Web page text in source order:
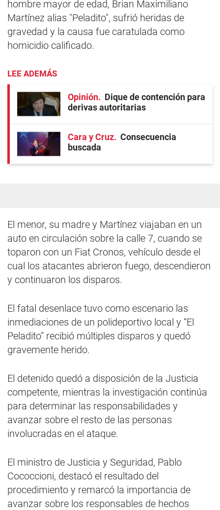
hombre mayor de edad, Brian Maximiliano
Martínez alias "Peladito", sufrió heridas de
gravedad y la causa fue caratulada como
homicidio calificado.
LEE ADEMÁS
Opinión
Dique de contención para
derivas autoritarias
Cara y Cruz
Consecuencia
buscada
El menor, su madre y Martínez viajaban en un
auto en circulación sobre la calle 7, cuando se
toparon con un Fiat Cronos, vehículo desde el
cual los atacantes abrieron fuego, descendieron
y continuaron los disparos.
El fatal desenlace tuvo como escenario las
inmediaciones de un polideportivo local y “El
Peladito” recibió múltiples disparos y quedó
gravemente herido.
El detenido quedó a disposición de la Justicia
competente, mientras la investigación continúa
para determinar las responsabilidades y
avanzar sobre el resto de las personas
involucradas en el ataque.
El ministro de Justicia y Seguridad, Pablo
Cococcioni, destacó el resultado del
procedimiento y remarcó la importancia de
avanzar sobre los responsables de hechos